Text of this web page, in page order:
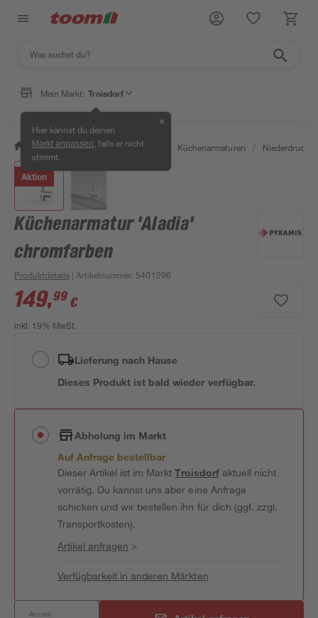
Mein Markt: Troisdorf
Hier kannst du deinen
Markt anpassen , falls er nicht
stimmt.
✕
/ Wohnen & Haushalt / Küche Küchenarmaturen /
Aktion
Küchenarmatur 'Aladia'
chromfarben
Produktdetails | Artikelnummer: 5401296
149,99 €
inkl. 19% MwSt.
Lieferung nach Hause
Dieses Produkt ist bald wieder verfügbar.
Abholung im Markt
Auf Anfrage bestellbar
Dieser Artikel ist im MarktTroisdorfaktuell nicht
vorrätig. Du kannst uns aber eine Anfrage
schicken und wir bestellen ihn für dich (ggf. zzgl.
Transportkosten).
Artikel anfragen >
Verfügbarkeit in anderen Märkten
Anzahl: